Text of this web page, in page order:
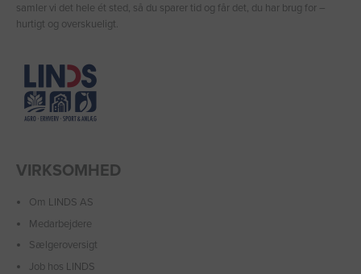
samler vi det hele ét sted, så du sparer tid og får det, du har brug for –
hurtigt og overskueligt.
VIRKSOMHED
Om LINDS AS
Medarbejdere
Sælgeroversigt
Job hos LINDS